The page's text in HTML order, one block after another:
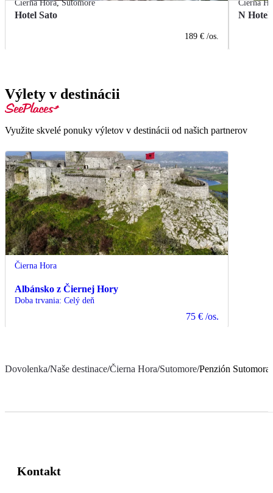
Čierna Hora,Sutomore
Hotel Sato
189 € /os.
Čierna
N Hotel
Výlety v destinácii
Využite skvelé ponuky výletov v destinácii od našich partnerov
Čierna Hora
Albánsko z Čiernej Hory
Doba trvania: Celý deň
75 € /os.
Dovolenka/Naše destinace/Čierna Hora/Sutomore/Penzión
Kontakt